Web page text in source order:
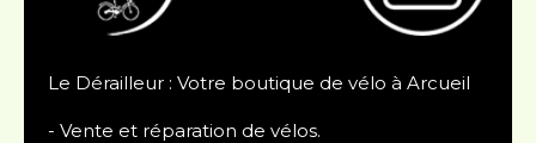
Le Dérailleur : Votre boutique de vélo à Arcueil
- Vente et réparation de vélos.